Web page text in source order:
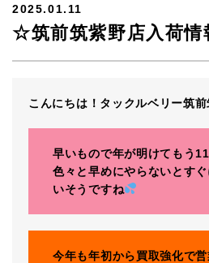
2025.01.11
☆筑前筑紫野店入荷
こんにちは！タックルベリー筑前
早いもので年が明けてもう
色々と早めにやらないとす
いそうですね
今年も年初から買取強化で